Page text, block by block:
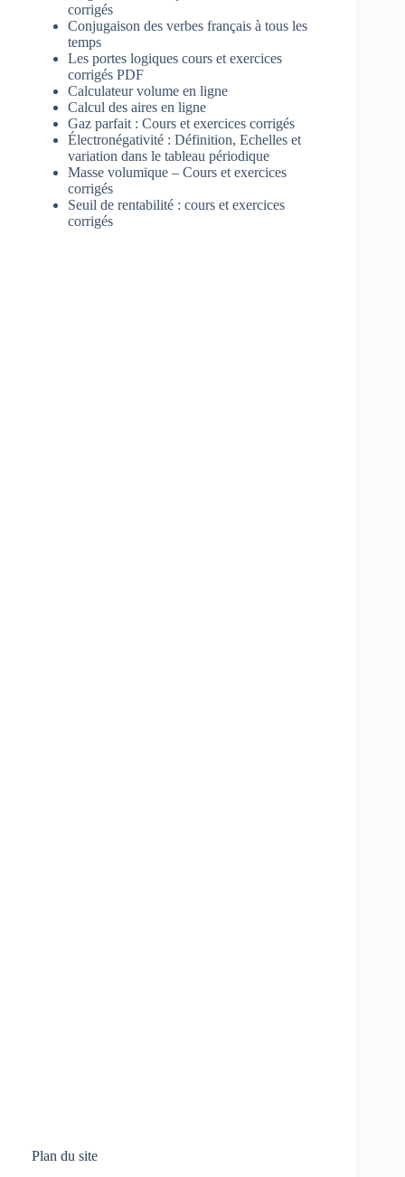
corrigés
Conjugaison des verbes français à tous les
temps
Les portes logiques cours et exercices
corrigés PDF
Calculateur volume en ligne
Calcul des aires en ligne
Gaz parfait : Cours et exercices corrigés
Électronégativité : Définition, Echelles et
variation dans le tableau périodique
Masse volumique – Cours et exercices
corrigés
Seuil de rentabilité : cours et exercices
corrigés
Plan du site